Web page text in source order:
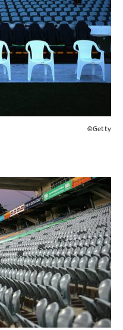
©Getty